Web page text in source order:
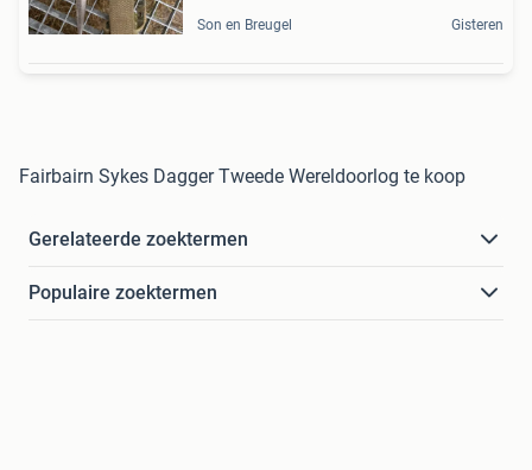
Son en Breugel Gisteren
Fairbairn Sykes Dagger Tweede Wereldoorlog te koop
Gerelateerde zoektermen
Populaire zoektermen